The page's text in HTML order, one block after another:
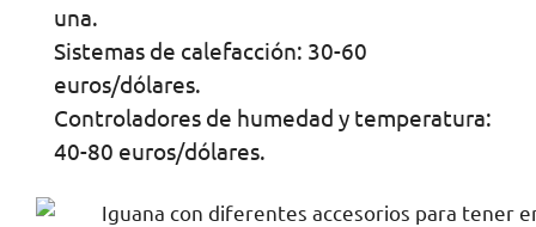
una.
Sistemas de calefacción: 30-60
euros/dólares.
Controladores de humedad y temperatura:
40-80 euros/dólares.